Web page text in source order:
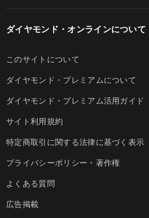
ダイヤモンド・オンラインについて
このサイトについて
ダイヤモンド・プレミアムについて
ダイヤモンド・プレミアム活用ガイド
サイト利用規約
特定商取引に関する法律に基づく表示
プライバシーポリシー・著作権
よくある質問
広告掲載